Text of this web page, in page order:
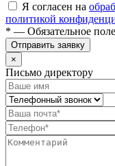
Я согласен на
политикой
* — Обязательное поле
Отправить заявку
×
Письмо директору